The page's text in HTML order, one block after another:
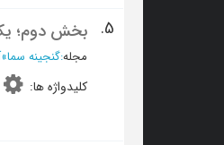
5. بخش دوم؛ یک دستور کار
مجله:گنجينه سما»
کلیدواژه ها: